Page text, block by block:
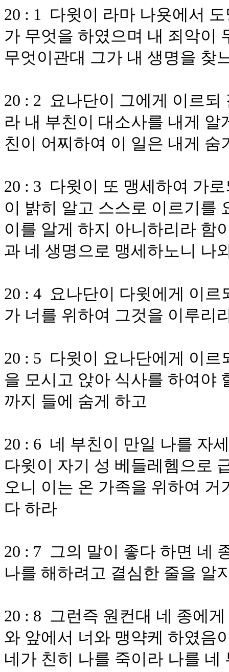
20 : 1 다윗이 라마 나욧에서
가 무엇을 하였으며 내 죄악이
무엇이관대 그가 내 생명을 찾
20 : 2 요나단이 그에게 이르
라 내 부친이 대소사를 내게
친이 어찌하여 이 일은 내게
20 : 3 다윗이 또 맹세하여 가
이 밝히 알고 스스로 이르기를
이를 알게 하지 아니하리라 함
과 네 생명으로 맹세하노니 나
20 : 4 요나단이 다윗에게 이
가 너를 위하여 그것을 이루리
20 : 5 다윗이 요나단에게 이
을 모시고 앉아 식사를 하여야
까지 들에 숨게 하고
20 : 6 네 부친이 만일 나를 자
다윗이 자기 성 베들레헴으로
오니 이는 온 가족을 위하여
다 하라
20 : 7 그의 말이 좋다 하면 네
나를 해하려고 결심한 줄을 알
20 : 8 그런즉 원컨대 네 종에
와 앞에서 너와 맹약케 하였음
네가 친히 나를 죽이라 나를